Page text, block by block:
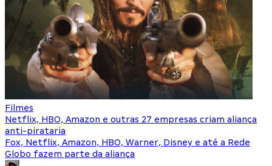
Filmes
Netflix, HBO, Amazon e outras 27 empresas criam aliança
anti-pirataria
Fox, Netflix, Amazon, HBO, Warner, Disney e até a Rede
Globo fazem parte da aliança